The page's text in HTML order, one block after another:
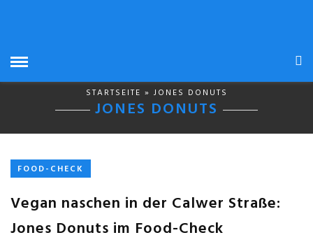
STARTSEITE » JONES DONUTS
JONES DONUTS
FOOD-CHECK
Vegan naschen in der Calwer Straße:
Jones Donuts im Food-Check